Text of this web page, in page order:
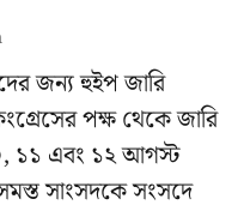
জন্য হুইপ জারি
পক্ষ থেকে জারি
১১ এবং ১২ আগস্ট
সাংসদকে সংসদে